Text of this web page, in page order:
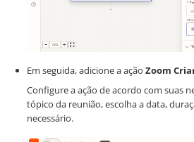
Em seguida, adicione a ação Zoom
Configure a ação de acordo com suas
tópico da reunião, escolha a data,
necessário.